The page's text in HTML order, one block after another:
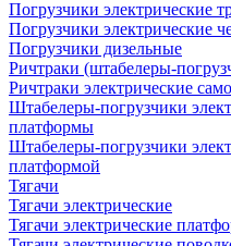
Погрузчики электрические
Погрузчики электрические
Погрузчики дизельные
Ричтраки (штабелеры-
Ричтраки электрические
Штабелеры-погрузчики
платформы
Штабелеры-погрузчики
платформой
Тягачи
Тягачи электрические
Тягачи электрические